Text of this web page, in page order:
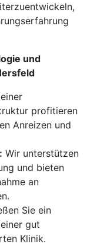
und
profitieren
Anreizen und
Wir unterstützen
und bieten
an
Sie ein
gut
Klinik.